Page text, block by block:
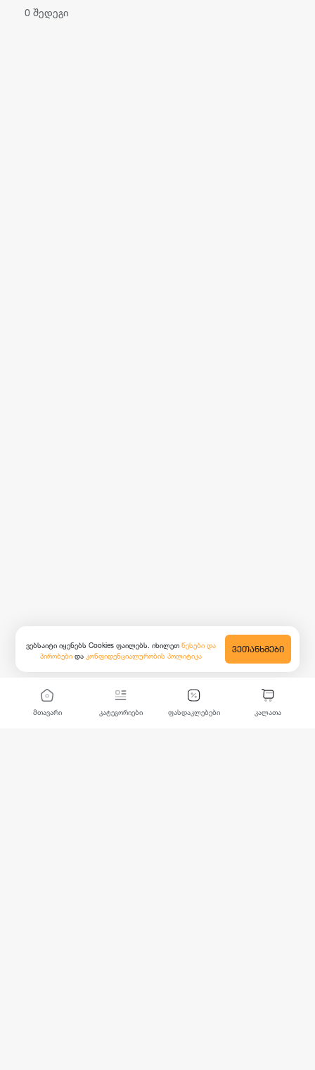
მთავარი კატეგორიები ფასდაკლებები კალათა
0 შედეგი
ვებსაიტი იყენებს Cookies ფაილებს. იხილეთ წესები და
პირობები და კონფიდენციალურობის პოლიტიკა
ᲕᲔᲗᲐᲜᲮᲛᲔᲑᲘ